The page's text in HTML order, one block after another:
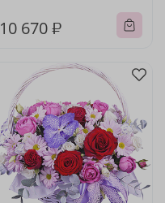
10 670 ₽